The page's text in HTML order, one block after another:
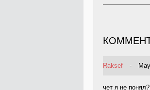
Raksef -
чет я не